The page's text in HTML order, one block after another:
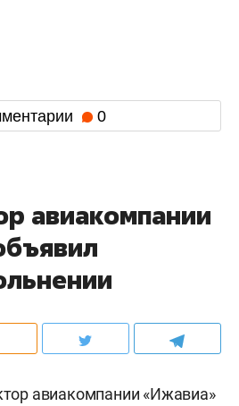
0
авиакомпании
авиакомпании «Ижавиа»